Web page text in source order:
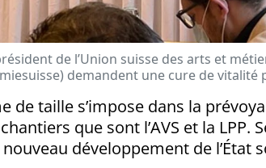
de l’Union suisse des arts et
demandent une cure de vitalité
de taille s’impose dans la
que sont l’AVS et la LPP.
développement de l’État